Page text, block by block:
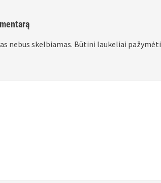
nebus skelbiamas. Būtini laukeliai pažymėti